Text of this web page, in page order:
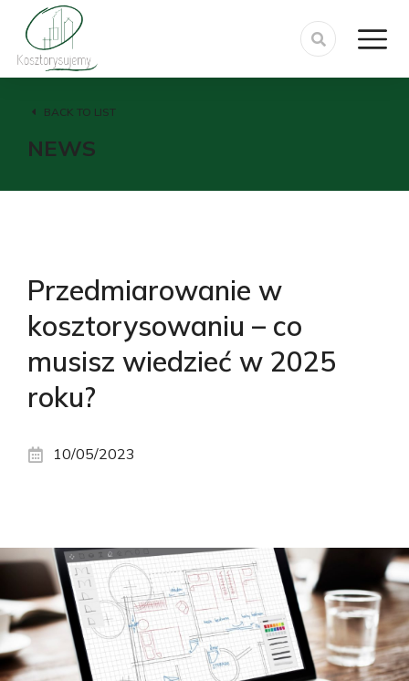
BACK TO LIST
NEWS
Przedmiarowanie w
kosztorysowaniu – co
musisz wiedzieć w 2025
roku?
10/05/2023